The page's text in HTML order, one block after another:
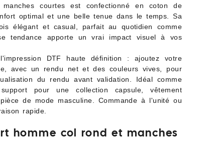
courtes est confectionné en coton de
optimal et une belle tenue dans le temps. Sa
élégant et casual, parfait au quotidien comme
tendance apporte un vrai impact visuel à vos
DTF haute définition : ajoutez votre
avec un rendu net et des couleurs vives, pour
du rendu avant validation. Idéal comme
pour une collection capsule, vêtement
de mode masculine. Commande à l'unité ou
rapide.
homme col rond et manches